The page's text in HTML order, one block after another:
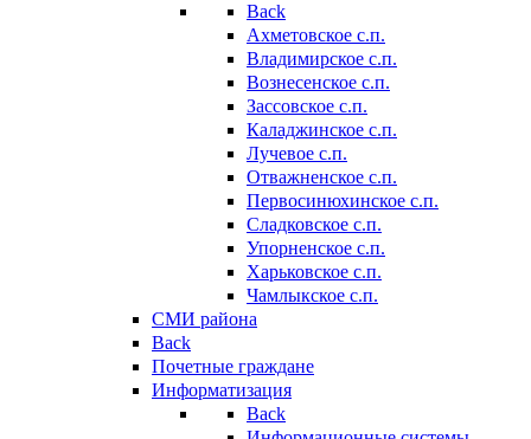
Back
Ахметовское с.п.
Владимирское с.п.
Вознесенское с.п.
Зассовское с.п.
Каладжинское с.п.
Лучевое с.п.
Отважненское с.п.
Первосинюхинское с.п.
Сладковское с.п.
Упорненское с.п.
Харьковское с.п.
Чамлыкское с.п.
СМИ района
Back
Почетные граждане
Информатизация
Back